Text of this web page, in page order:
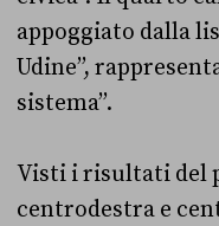
appoggiato dalla
Udine”,
sistema”.
Visti i risultati del
centrodestra e